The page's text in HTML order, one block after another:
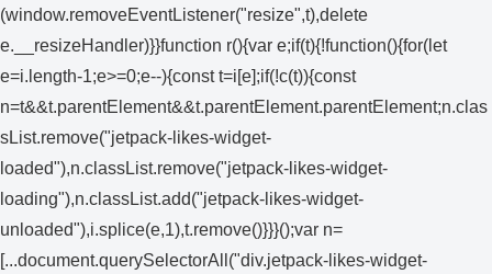
(window.removeEventListener("resize",t),delete
e.__resizeHandler)}}function r(){var e;if(t){!function(){for(let
e=i.length-1;e>=0;e--){const t=i[e];if(!c(t)){const
n=t&&t.parentElement&&t.parentElement.parentElement;n.clas
sList.remove("jetpack-likes-widget-
loaded"),n.classList.remove("jetpack-likes-widget-
loading"),n.classList.add("jetpack-likes-widget-
unloaded"),i.splice(e,1),t.remove()}}}();var n=
[...document.querySelectorAll("div.jetpack-likes-widget-